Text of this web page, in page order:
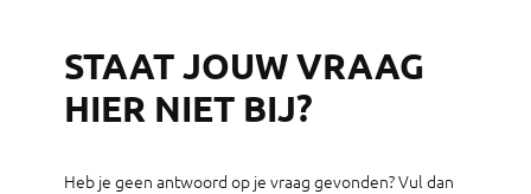
STAAT JOUW VRAAG
HIER NIET BIJ?
Heb je geen antwoord op je vraag gevonden? Vul dan